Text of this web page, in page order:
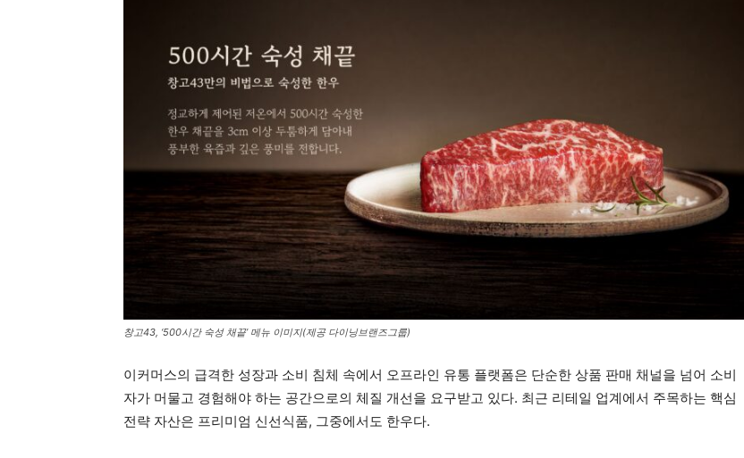
창고43, ‘500시간 숙성 채끝’ 메뉴 이미지(제공 다이닝브랜즈그룹)
이커머스의 급격한 성장과 소비 침체 속에서 오프라인 유통 플랫폼은 단순한 상품 판매 채널을 넘어 소비
자가 머물고 경험해야 하는 공간으로의 체질 개선을 요구받고 있다. 최근 리테일 업계에서 주목하는 핵심
전략 자산은 프리미엄 신선식품, 그중에서도 한우다.